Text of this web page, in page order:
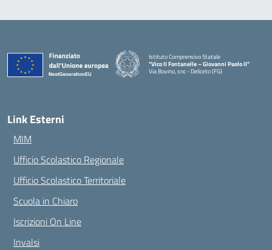
Istituto Comprensivo Statale
"Vico II Fontanelle – Giovanni Paolo II"
Via Bovino, snc - Deliceto (FG)
Link Esterni
MIM
Ufficio Scolastico Regionale
Ufficio Scolastico Territoriale
Scuola in Chiaro
Iscrizioni On Line
Invalsi